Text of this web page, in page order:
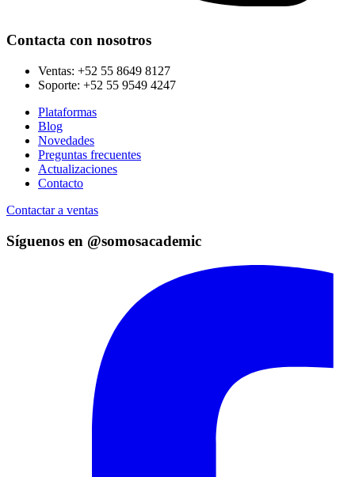
Contacta con nosotros
Ventas: +52 55 8649 8127
Soporte: +52 55 9549 4247
Plataformas
Blog
Novedades
Preguntas frecuentes
Actualizaciones
Contacto
Contactar a ventas
Síguenos en @somosacademic